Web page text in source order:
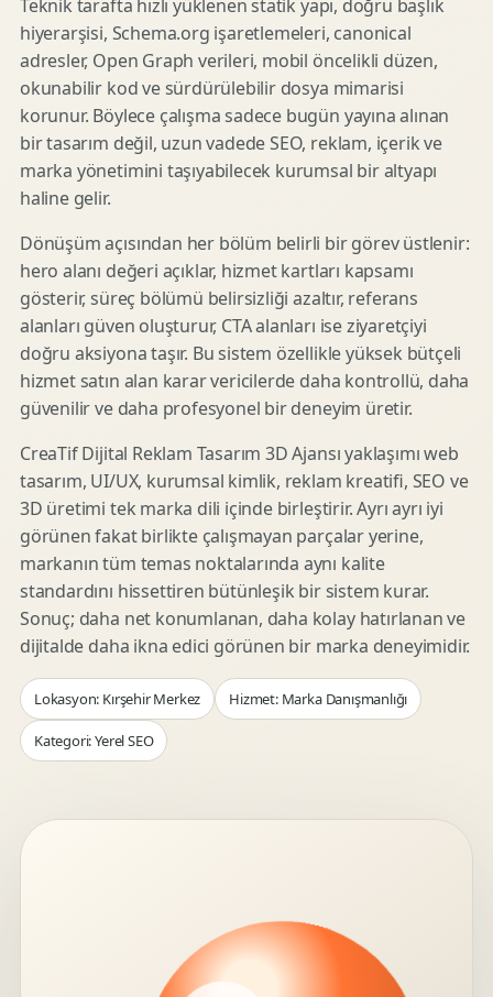
Teknik tarafta hızlı yüklenen statik yapı, doğru başlık
hiyerarşisi, Schema.org işaretlemeleri, canonical
adresler, Open Graph verileri, mobil öncelikli düzen,
okunabilir kod ve sürdürülebilir dosya mimarisi
korunur. Böylece çalışma sadece bugün yayına alınan
bir tasarım değil, uzun vadede SEO, reklam, içerik ve
marka yönetimini taşıyabilecek kurumsal bir altyapı
haline gelir.
Dönüşüm açısından her bölüm belirli bir görev üstlenir:
hero alanı değeri açıklar, hizmet kartları kapsamı
gösterir, süreç bölümü belirsizliği azaltır, referans
alanları güven oluşturur, CTA alanları ise ziyaretçiyi
doğru aksiyona taşır. Bu sistem özellikle yüksek bütçeli
hizmet satın alan karar vericilerde daha kontrollü, daha
güvenilir ve daha profesyonel bir deneyim üretir.
CreaTif Dijital Reklam Tasarım 3D Ajansı yaklaşımı web
tasarım, UI/UX, kurumsal kimlik, reklam kreatifi, SEO ve
3D üretimi tek marka dili içinde birleştirir. Ayrı ayrı iyi
görünen fakat birlikte çalışmayan parçalar yerine,
markanın tüm temas noktalarında aynı kalite
standardını hissettiren bütünleşik bir sistem kurar.
Sonuç; daha net konumlanan, daha kolay hatırlanan ve
dijitalde daha ikna edici görünen bir marka deneyimidir.
Lokasyon: Kırşehir Merkez Hizmet: Marka Danışmanlığı
Kategori: Yerel SEO